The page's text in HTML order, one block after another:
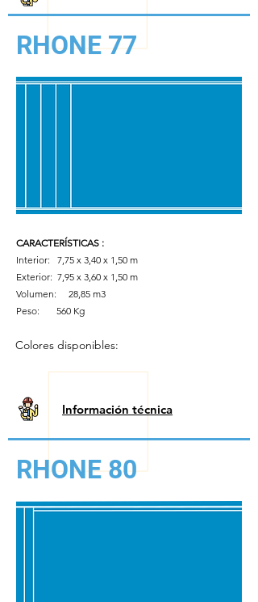
RHONE 77
CARACTERÍSTICAS :
Interior: 7,75 x 3,40 x 1,50 m
Exterior: 7,95 x 3,60 x 1,50 m
Volumen:
28,85 m3
Peso:
560 Kg
Colores disponibles:
Información técnica
RHONE 80